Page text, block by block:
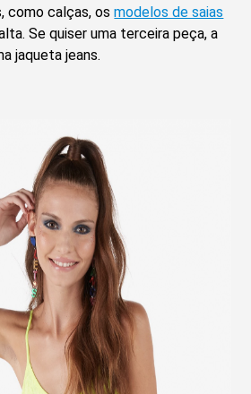
como calças, osmodelos de saias
Se quiser uma terceira peça, a
jaqueta jeans.